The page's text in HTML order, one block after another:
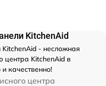
KitchenAid
- несложная
центра KitchenAid в
качественно!
центра